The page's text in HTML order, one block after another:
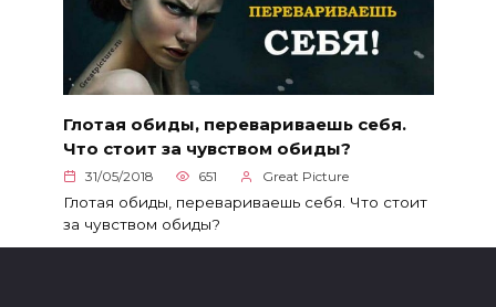
Глотая обиды, перевариваешь себя.
Что стоит за чувством обиды?
31/05/2018 651 Great Picture
Глотая обиды, перевариваешь себя. Что стоит
за чувством обиды?